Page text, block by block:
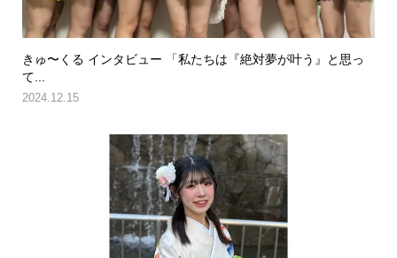
きゅ〜くる インタビュー 「私たちは『絶対夢が叶う』と思っ
て...
2024.12.15